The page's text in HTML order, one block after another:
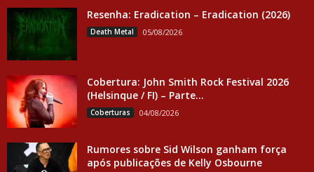
Resenha: Eradication – Eradication (2026)
Death Metal 05/08/2026
Cobertura: John Smith Rock Festival 2026
(Helsinque / FI) – Parte...
Coberturas 04/08/2026
Rumores sobre Sid Wilson ganham força
após publicações de Kelly Osbourne